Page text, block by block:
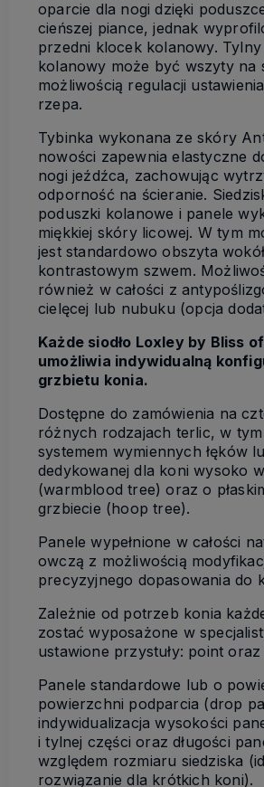
oparcie dla nogi dzięki
cieńszej piance, jednak
przedni klocek kolanowy.
kolanowy może być wszyty na
możliwością regulacji
rzepa.
Tybinka wykonana ze skóry
nowości zapewnia elastyczne
nogi jeźdźca, zachowując
odporność na ścieranie.
poduszki kolanowe i panele
miękkiej skóry licowej. W tym
jest standardowo obszyta wokół
kontrastowym szwem.
również w całości z
cielęcej lub nubuku (opcja
Każde siodło Loxley by Bliss
umożliwia indywidualną
grzbietu konia.
Dostępne do zamówienia na
różnych rodzajach terlic, w
systemem wymiennych łęków
dedykowanej dla koni wysoko
(warmblood tree) oraz o
grzbiecie (hoop tree).
Panele wypełnione w całości
owczą z możliwością
precyzyjnego dopasowania do
Zależnie od potrzeb konia
zostać wyposażone w
ustawione przystuły: point
Panele standardowe lub o
powierzchni podparcia (drop
indywidualizacja wysokości
i tylnej części oraz długości
względem rozmiaru siedziska
rozwiązanie dla krótkich koni).